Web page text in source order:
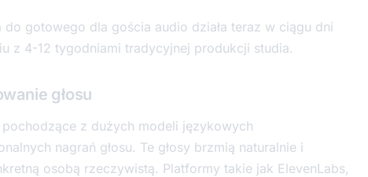
gotowego dla gościa audio działa teraz w ciągu dni
z 4-12 tygodniami tradycyjnej produkcji studia.
głosu
z dużych modeli językowych
nagrań głosu. Te głosy brzmią naturalnie i
osobą rzeczywistą. Platformy takie jak ElevenLabs,